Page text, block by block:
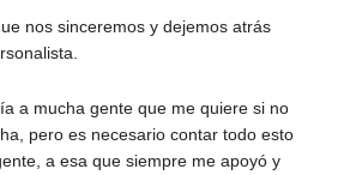
nos sinceremos y dejemos atrás
a mucha gente que me quiere si no
pero es necesario contar todo esto
a esa que siempre me apoyó y